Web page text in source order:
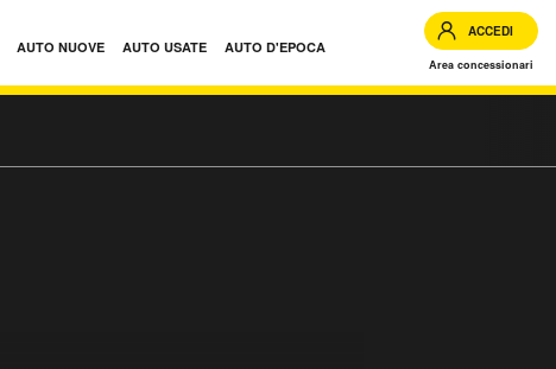
AUTO NUOVE AUTO USATE AUTO D'EPOCA
ACCEDI
Area concessionari